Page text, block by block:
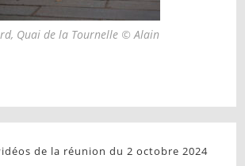
Quai de la Tournelle © Alain
de la réunion du 2 octobre 2024